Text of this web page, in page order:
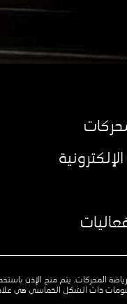
لرياضة المحركات. يتم منح
ذات الشكل الخماسي هي